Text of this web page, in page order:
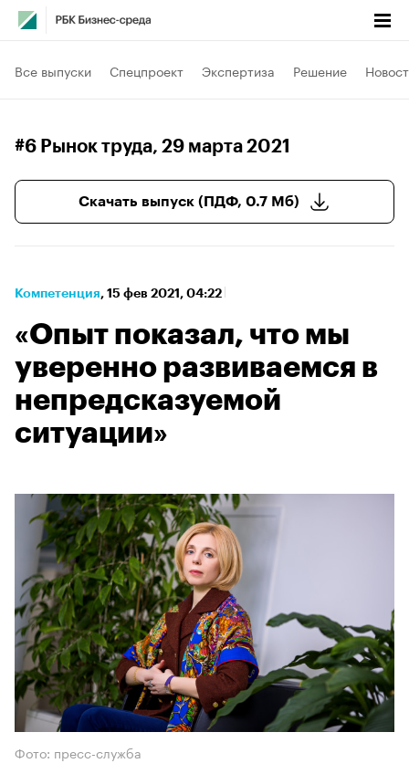
Все выпуски Спецпроект Экспертиза Решение
#6 Рынок труда, 29 марта 2021
Скачать выпуск (ПДФ, 0.7 Мб)
Компетенция⁠, 15 фев 2021, 04:22
«Опыт показал, что мы
уверенно развиваемся в
непредсказуемой
ситуации»
Фото: пресс-служба